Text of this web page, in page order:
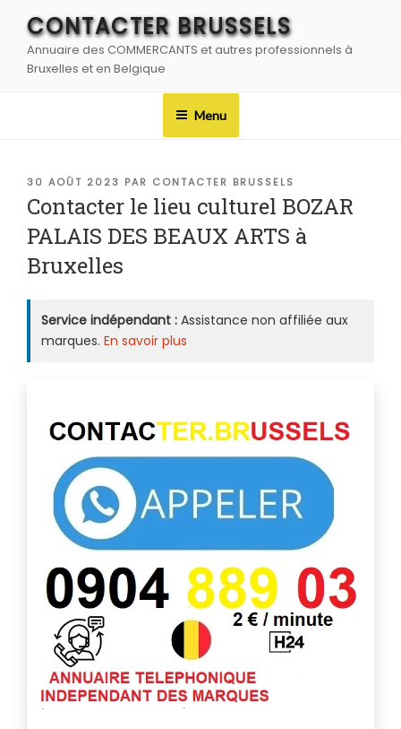
contenu
principal
CONTACTER BRUSSELS
Annuaire des COMMERCANTS et autres professionnels à
Bruxelles et en Belgique
Menu
PUBLIÉ
LE
30 AOÛT 2023 PAR CONTACTER BRUSSELS
Contacter le lieu culturel BOZAR
PALAIS DES BEAUX ARTS à
Bruxelles
Service indépendant : Assistance non affiliée aux
marques. En savoir plus